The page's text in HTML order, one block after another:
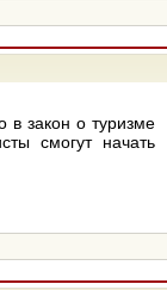
в закон о туризме
смогут начать